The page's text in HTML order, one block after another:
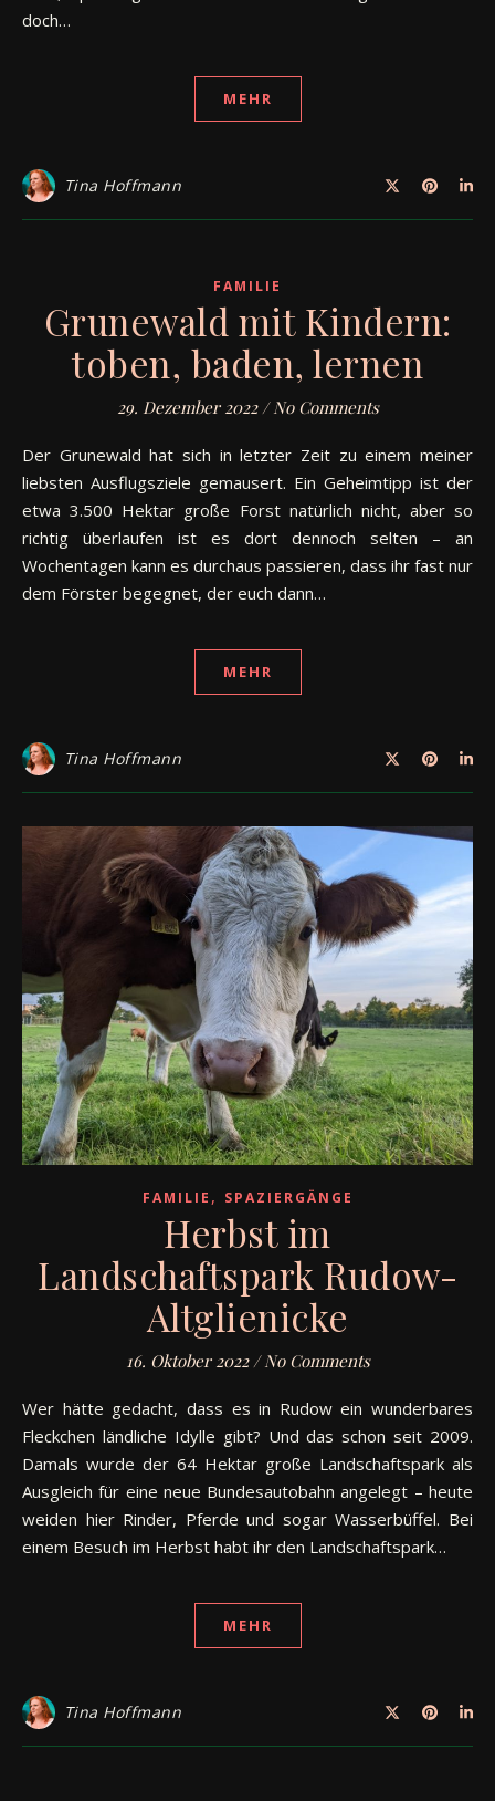
doch…
MEHR
Tina Hoffmann
FAMILIE
Grunewald mit Kindern:
toben, baden, lernen
29. Dezember 2022 / No Comments
Der Grunewald hat sich in letzter Zeit zu einem meiner
liebsten Ausflugsziele gemausert. Ein Geheimtipp ist der
etwa 3.500 Hektar große Forst natürlich nicht, aber so
richtig überlaufen ist es dort dennoch selten – an
Wochentagen kann es durchaus passieren, dass ihr fast nur
dem Förster begegnet, der euch dann…
MEHR
Tina Hoffmann
FAMILIE , SPAZIERGÄNGE
Herbst im
Landschaftspark Rudow-
Altglienicke
16. Oktober 2022 / No Comments
Wer hätte gedacht, dass es in Rudow ein wunderbares
Fleckchen ländliche Idylle gibt? Und das schon seit 2009.
Damals wurde der 64 Hektar große Landschaftspark als
Ausgleich für eine neue Bundesautobahn angelegt – heute
weiden hier Rinder, Pferde und sogar Wasserbüffel. Bei
einem Besuch im Herbst habt ihr den Landschaftspark…
MEHR
Tina Hoffmann